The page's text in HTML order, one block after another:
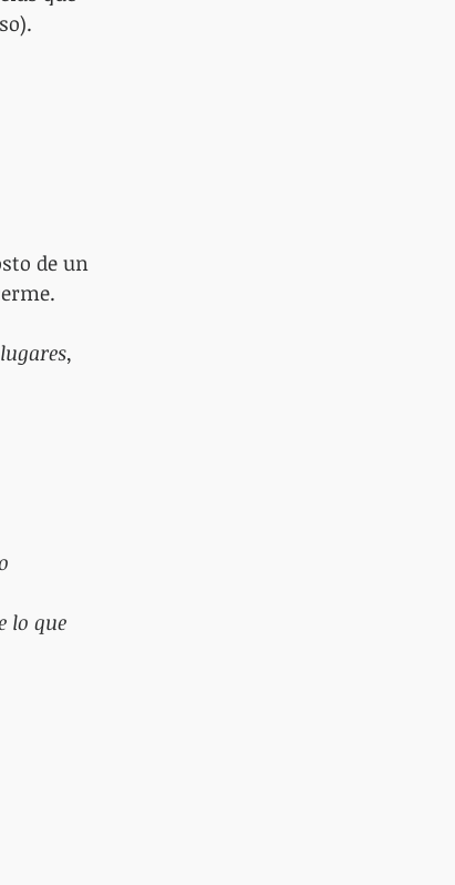
lo que